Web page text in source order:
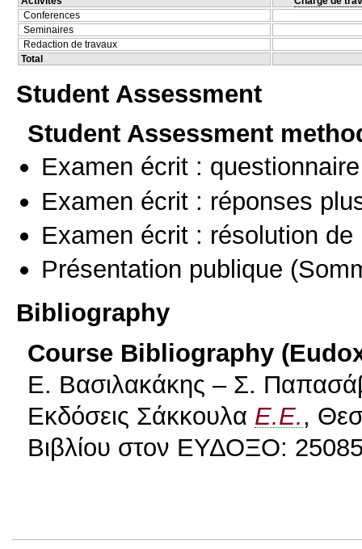
Conferences
Seminaires
Redaction de travaux
Total
Student Assessment
Student Assessment
Examen écrit :
Examen écrit : réponses
Examen écrit : résolution de
Présentation publique
Bibliography
Course Bibliography
Ε. Βασιλακάκης – Σ.
Εκδόσεις Σάκκουλα Ε.Ε.,
Βιβλίου στον ΕΥΔΟΞΟ: